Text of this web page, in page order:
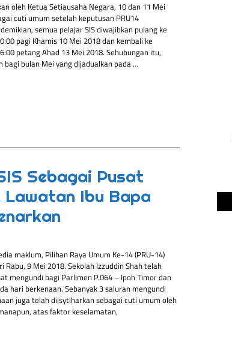
oleh Ketua Setiausaha Negara, 10 dan 11 Mei
cuti umum setelah keputusan PRU14
semua pelajar SIS diwajibkan pulang ke
pagi Khamis 10 Mei 2018 dan kembali ke
petang Ahad 13 Mei 2018. Sehubungan itu,
bulan Mei yang dijadualkan pada …
Sebagai Pusat
Lawatan Ibu Bapa
maklum, Pilihan Raya Umum Ke-14 (PRU-14)
Rabu, 9 Mei 2018. Sekolah Izzuddin Shah telah
mengundi bagi Parlimen P.064 – Ipoh Timor dan
hari berkenaan. Sebanyak 3 saluran mengundi
juga telah diisytiharkan sebagai cuti umum oleh
atas faktor keselamatan,